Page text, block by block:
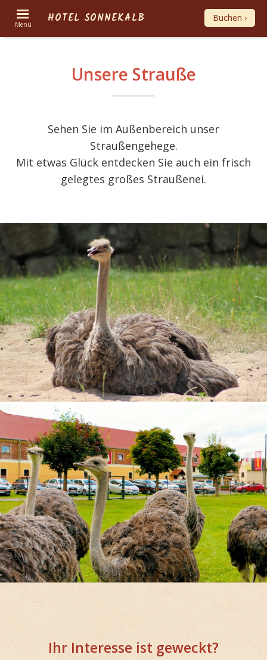
HOTEL SONNEKALB Buchen ›
Menü
Unsere Strauße
Sehen Sie im Außenbereich unser
Straußengehege.
Mit etwas Glück entdecken Sie auch ein frisch
gelegtes großes Straußenei.
Ihr Interesse ist geweckt?